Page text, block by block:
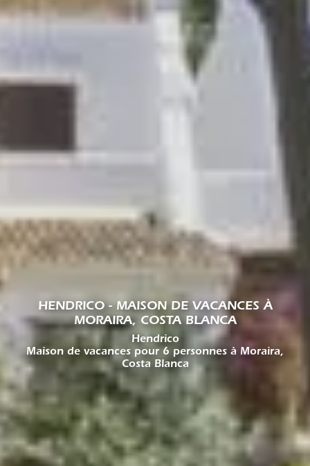
HENDRICO - MAISON DE VACANCES À
MORAIRA, COSTA BLANCA
Hendrico
Maison de vacances pour 6 personnes à Moraira,
Costa Blanca